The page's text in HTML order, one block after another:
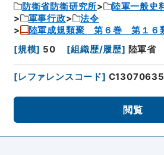
防衛省防衛研究所 陸軍一般史
軍事行政
法令
陸軍成規類聚 第６巻 第１６
[規模] 50 [組織歴/履歴] 陸軍省
[レファレンスコード]
閲覧